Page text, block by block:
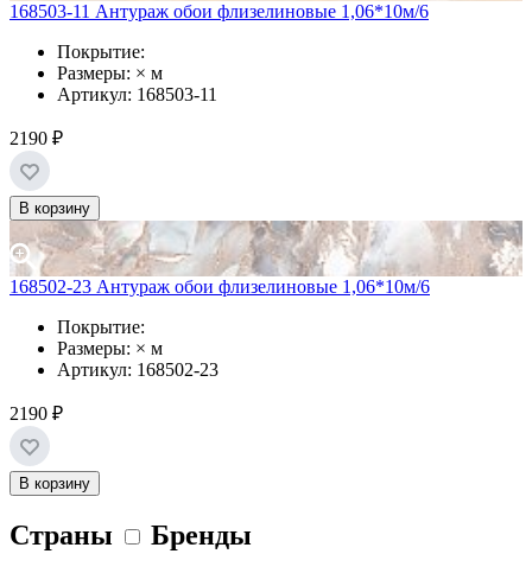
168503-11 Антураж обои флизелиновые 1,06*10м/6
Покрытие:
Размеры: × м
Артикул: 168503-11
2190 ₽
В корзину
168502-23 Антураж обои флизелиновые 1,06*10м/6
Покрытие:
Размеры: × м
Артикул: 168502-23
2190 ₽
В корзину
Страны Бренды